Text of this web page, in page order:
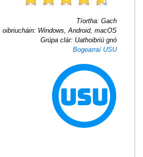
Tíortha: Gach
oibriucháin: Windows, Android, macOS
Grúpa clár: Uathoibriú gnó
Bogearraí USU